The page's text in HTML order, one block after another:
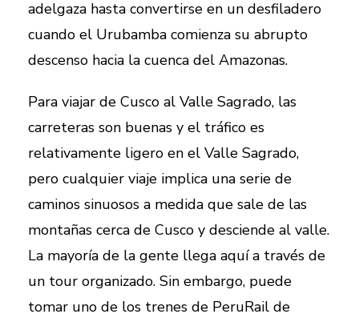
adelgaza hasta convertirse en un desfiladero
cuando el Urubamba comienza su abrupto
descenso hacia la cuenca del Amazonas.
Para viajar de Cusco al Valle Sagrado, las
carreteras son buenas y el tráfico es
relativamente ligero en el Valle Sagrado,
pero cualquier viaje implica una serie de
caminos sinuosos a medida que sale de las
montañas cerca de Cusco y desciende al valle.
La mayoría de la gente llega aquí a través de
un tour organizado. Sin embargo, puede
tomar uno de los trenes de PeruRail de